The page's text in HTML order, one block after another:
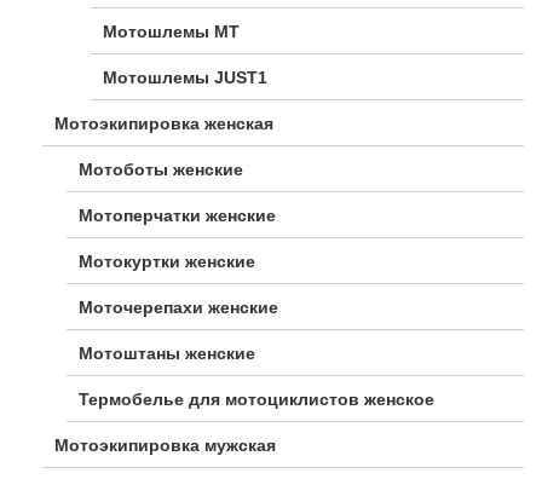
Мотошлемы MT
Мотошлемы JUST1
Мотоэкипировка женская
Мотоботы женские
Мотоперчатки женские
Мотокуртки женские
Моточерепахи женские
Мотоштаны женские
Термобелье для мотоциклистов женское
Мотоэкипировка мужская